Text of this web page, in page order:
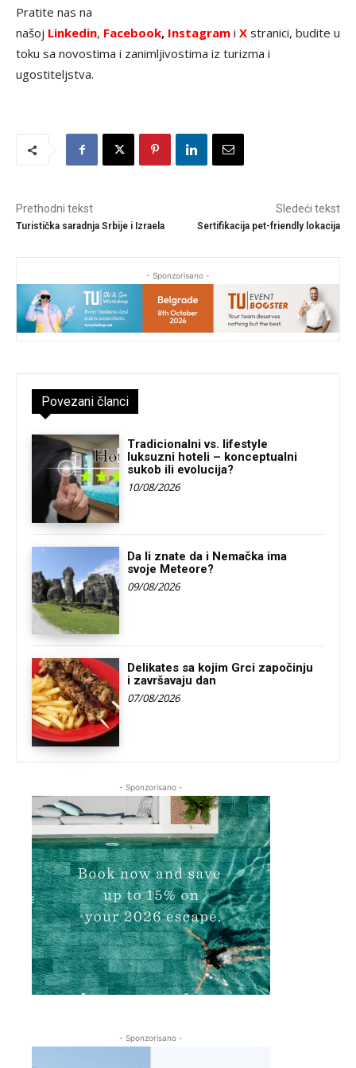
Pratite nas na
našoj Linkedin, Facebook, Instagram i X stranici, budite u
toku sa novostima i zanimljivostima iz turizma i
ugostiteljstva.
Prethodni tekst
Turistička saradnja Srbije i Izraela
Sledeći tekst
Sertifikacija pet-friendly lokacija
- Sponzorisano -
Povezani članci
Tradicionalni vs. lifestyle
luksuzni hoteli – konceptualni
sukob ili evolucija?
10/08/2026
Da li znate da i Nemačka ima
svoje Meteore?
09/08/2026
Delikates sa kojim Grci započinju
i završavaju dan
07/08/2026
- Sponzorisano -
- Sponzorisano -